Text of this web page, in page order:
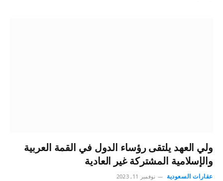
ولي العهد يلتقى رؤساء الدول في القمة العربية
والإسلامية المشتركة غير العادية
عقارات السعودية نوفمبر 11, 2023